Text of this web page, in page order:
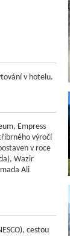
v hotelu.
Empress
výročí
v roce
Wazir
Ali
cestou